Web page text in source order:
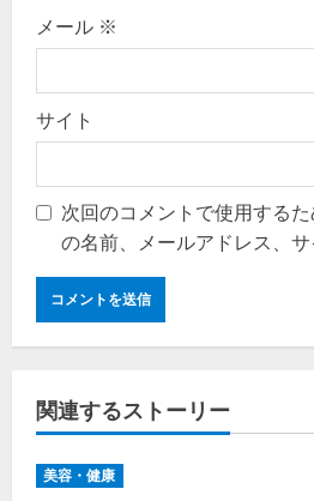
メール ※
サイト
次回のコメントで使用する
の名前、メールアドレス、サ
関連するストーリー
美容・健康